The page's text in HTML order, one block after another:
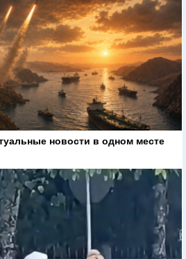
новости в одном месте